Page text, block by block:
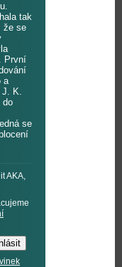
tak
že se
První
a
J. K.
do
se
AKA,